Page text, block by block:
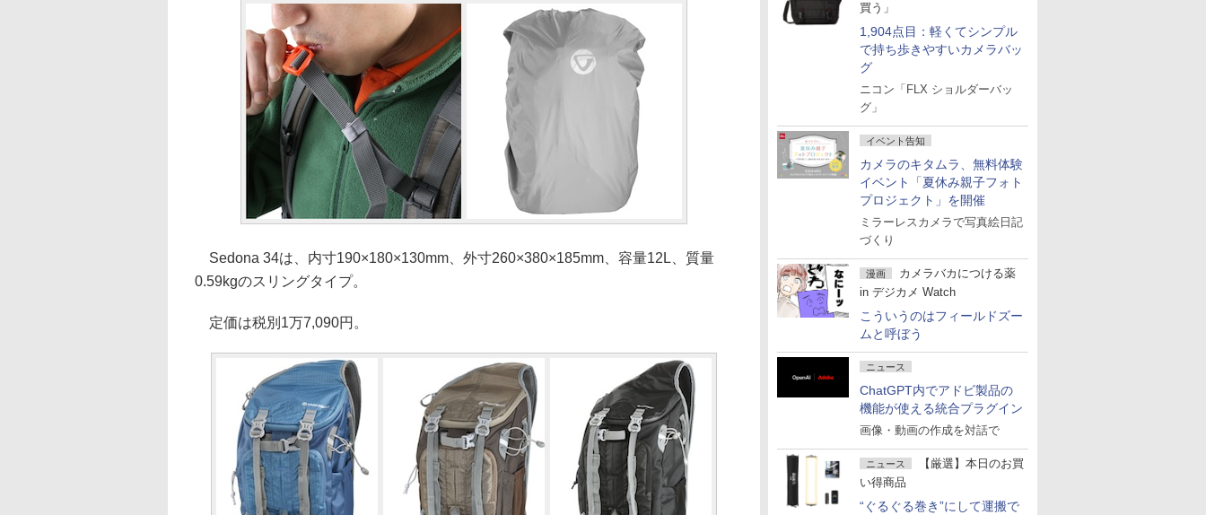
買う」
1,904点目：軽くてシンプル
で持ち歩きやすいカメラバッ
グ
ニコン「FLX ショルダーバッ
グ」
イベント告知
カメラのキタムラ、無料体験
イベント「夏休み親子フォト
プロジェクト」を開催
ミラーレスカメラで写真絵日記
づくり
漫画
カメラバカにつける薬
in デジカメ Watch
こういうのはフィールドズー
ムと呼ぼう
ニュース
ChatGPT内でアドビ製品の
機能が使える統合プラグイン
画像・動画の作成を対話で
ニュース
【厳選】本日のお買
い得商品
“ぐるぐる巻き”にして運搬で
Sedona 34は、内寸190×180×130mm、外寸260×380×185mm、容量12L、質量
0.59kgのスリングタイプ。
定価は税別1万7,090円。